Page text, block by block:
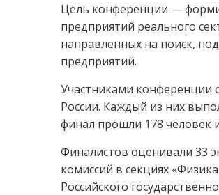
Цель конференции —
предприятий реального
направленных на поиск,
предприятий.
Участниками конференции
России. Каждый из них
финал прошли 178 человек
Финалистов оценивали 33
комиссий в секциях
Российского